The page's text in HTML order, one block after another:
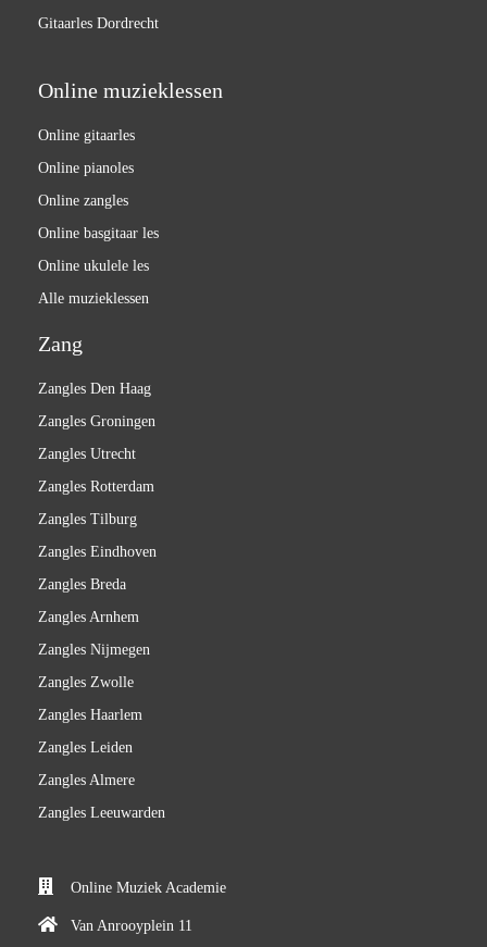
Gitaarles Dordrecht
Online muzieklessen
Online gitaarles
Online pianoles
Online zangles
Online basgitaar les
Online ukulele les
Alle muzieklessen
Zang
Zangles Den Haag
Zangles Groningen
Zangles Utrecht
Zangles Rotterdam
Zangles Tilburg
Zangles Eindhoven
Zangles Breda
Zangles Arnhem
Zangles Nijmegen
Zangles Zwolle
Zangles Haarlem
Zangles Leiden
Zangles Almere
Zangles Leeuwarden
Online Muziek Academie
Van Anrooyplein 11